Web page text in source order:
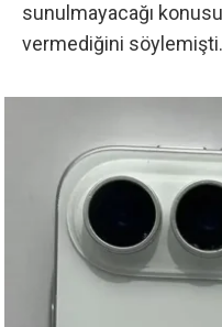
sunulmayacağı
vermediğini söylemişti.